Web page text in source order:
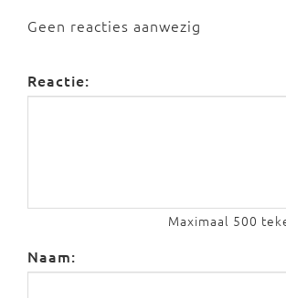
Geen reacties aanwezig
Reactie:
Maximaal 500
Naam: